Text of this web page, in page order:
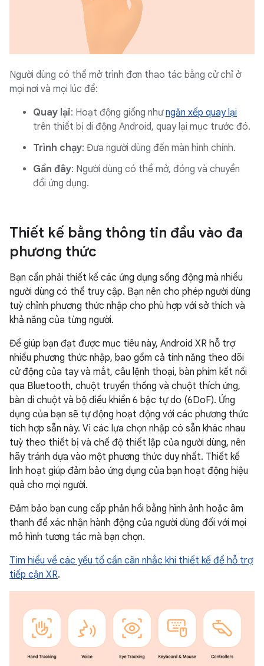
Người dùng có thể mở trình đơn thao tác bằng cử chỉ ở
mọi nơi và mọi lúc để:
Quay lại: Hoạt động giống nhưngăn xếp quay lại
trên thiết bị di động Android, quay lại mục trước đó.
Trình chạy: Đưa người dùng đến màn hình chính.
Gần đây: Người dùng có thể mở, đóng và chuyển
đổi ứng dụng.
Thiết kế bằng thông tin đầu vào đa
phương thức
Bạn cần phải thiết kế các ứng dụng sống động mà nhiều
người dùng có thể truy cập. Bạn nên cho phép người dùng
tuỳ chỉnh phương thức nhập cho phù hợp với sở thích và
khả năng của từng người.
Để giúp bạn đạt được mục tiêu này, Android XR hỗ trợ
nhiều phương thức nhập, bao gồm cả tính năng theo dõi
cử động của tay và mắt, câu lệnh thoại, bàn phím kết nối
qua Bluetooth, chuột truyền thống và chuột thích ứng,
bàn di chuột và bộ điều khiển 6 bậc tự do (6DoF). Ứng
dụng của bạn sẽ tự động hoạt động với các phương thức
tích hợp sẵn này. Vì các lựa chọn nhập có sẵn khác nhau
tuỳ theo thiết bị và chế độ thiết lập của người dùng, nên
hãy tránh dựa vào một phương thức duy nhất. Thiết kế
linh hoạt giúp đảm bảo ứng dụng của bạn hoạt động hiệu
quả cho mọi người.
Đảm bảo bạn cung cấp phản hồi bằng hình ảnh hoặc âm
thanh để xác nhận hành động của người dùng đối với mọi
mô hình tương tác mà bạn chọn.
Tìm hiểu về các yếu tố cần cân nhắc khi thiết kế để hỗ trợ
tiếp cận XR.